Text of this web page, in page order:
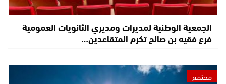
الجمعية الوطنية لمديرات ومديري الثانويات العمومية
فرع فقيه بن صالح تكرم المتقاعدين…
مجتمع